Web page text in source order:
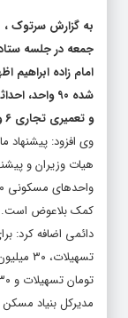
به گزارش سرتوک ،
جمعه در جلسه
و تعمیری تجاری ۶ واحد است.
وی افزود: پیشنهاد
هیات وزیران و
کمک بلاعوض است.
تومان تسهیلات و ۳۰ میلیون تومان بلاعوض پیشنهاد می‌شود.
مدیرکل بنیاد